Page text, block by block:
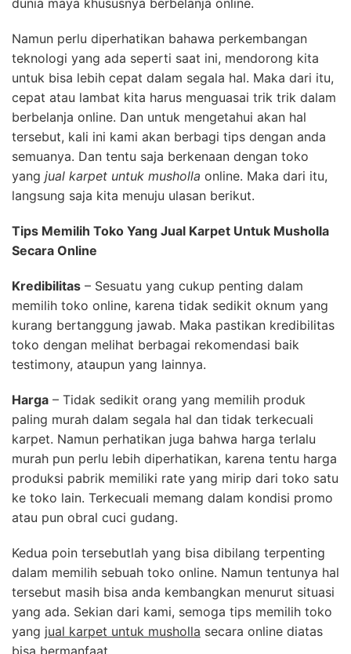
dunia maya khususnya berbelanja online.
Namun perlu diperhatikan bahawa perkembangan
teknologi yang ada seperti saat ini, mendorong kita
untuk bisa lebih cepat dalam segala hal. Maka dari itu,
cepat atau lambat kita harus menguasai trik trik dalam
berbelanja online. Dan untuk mengetahui akan hal
tersebut, kali ini kami akan berbagi tips dengan anda
semuanya. Dan tentu saja berkenaan dengan toko
yang jual karpet untuk musholla online. Maka dari itu,
langsung saja kita menuju ulasan berikut.
Tips Memilih Toko Yang Jual Karpet Untuk Musholla
Secara Online
Kredibilitas – Sesuatu yang cukup penting dalam
memilih toko online, karena tidak sedikit oknum yang
kurang bertanggung jawab. Maka pastikan kredibilitas
toko dengan melihat berbagai rekomendasi baik
testimony, ataupun yang lainnya.
Harga – Tidak sedikit orang yang memilih produk
paling murah dalam segala hal dan tidak terkecuali
karpet. Namun perhatikan juga bahwa harga terlalu
murah pun perlu lebih diperhatikan, karena tentu harga
produksi pabrik memiliki rate yang mirip dari toko satu
ke toko lain. Terkecuali memang dalam kondisi promo
atau pun obral cuci gudang.
Kedua poin tersebutlah yang bisa dibilang terpenting
dalam memilih sebuah toko online. Namun tentunya hal
tersebut masih bisa anda kembangkan menurut situasi
yang ada. Sekian dari kami, semoga tips memilih toko
yang jual karpet untuk musholla secara online diatas
bisa bermanfaat.